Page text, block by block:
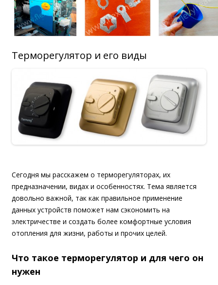
Терморегулятор и его виды
Сегодня мы расскажем о терморегуляторах, их
предназначении, видах и особенностях. Тема является
довольно важной, так как правильное применение
данных устройств поможет нам сэкономить на
электричестве и создать более комфортные условия
отопления для жизни, работы и прочих целей.
Что такое терморегулятор и для чего он
нужен